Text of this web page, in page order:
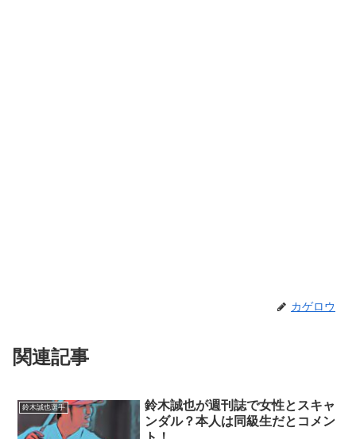
カゲロウ
関連記事
鈴木誠也選手
鈴木誠也が週刊誌で女性とスキャ
ンダル？本人は同級生だとコメン